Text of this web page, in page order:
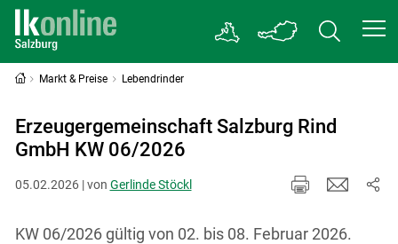
Markt & Preise Lebendrinder
Erzeugergemeinschaft Salzburg Rind
GmbH KW 06/2026
05.02.2026 | von Gerlinde Stöckl
KW 06/2026 gültig von 02. bis 08. Februar 2026.